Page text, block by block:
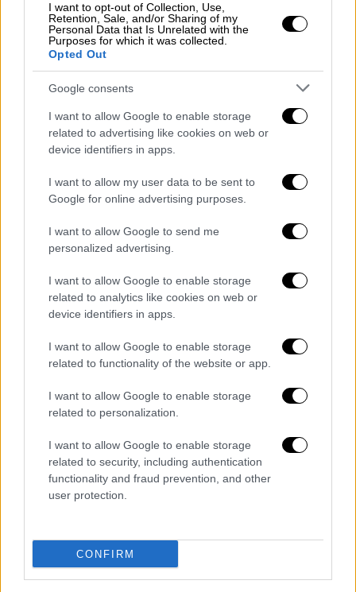
I want to opt-out of Collection, Use,
Retention, Sale, and/or Sharing of my
Personal Data that Is Unrelated with the
Purposes for which it was collected.
Opted Out
Google consents
I want to allow Google to enable storage
related to advertising like cookies on web or
device identifiers in apps.
I want to allow my user data to be sent to
Google for online advertising purposes.
I want to allow Google to send me
personalized advertising.
I want to allow Google to enable storage
related to analytics like cookies on web or
device identifiers in apps.
I want to allow Google to enable storage
related to functionality of the website or app.
I want to allow Google to enable storage
related to personalization.
I want to allow Google to enable storage
related to security, including authentication
functionality and fraud prevention, and other
user protection.
CONFIRM
Λίνα Μενδώνη
αρχαιολόγος
POPULAR VIDEOS
Κεντρικό...|06.08.2026 20:05
Κεντρικό δελτίο ειδήσεων 06/08/2026
Ώρα Ελλάδος...|05.08.2026 13:36